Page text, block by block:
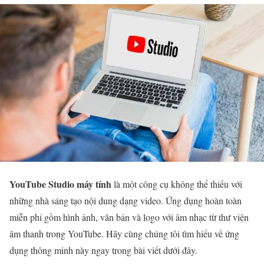
YouTube Studio máy tínhlà một công cụ không thể thiếu với
những nhà sáng tạo nội dung dạng video. Ứng dụng hoàn toàn
miễn phí gồm hình ảnh, văn bản và logo với âm nhạc từ thư viện
âm thanh trong YouTube. Hãy cùng chúng tôi tìm hiểu về ứng
dụng thông minh này ngay trong bài viết dưới đây.